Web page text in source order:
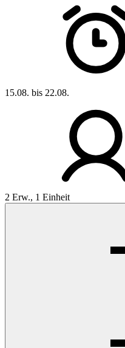
15.08. bis 22.08.
2 Erw., 1 Einheit